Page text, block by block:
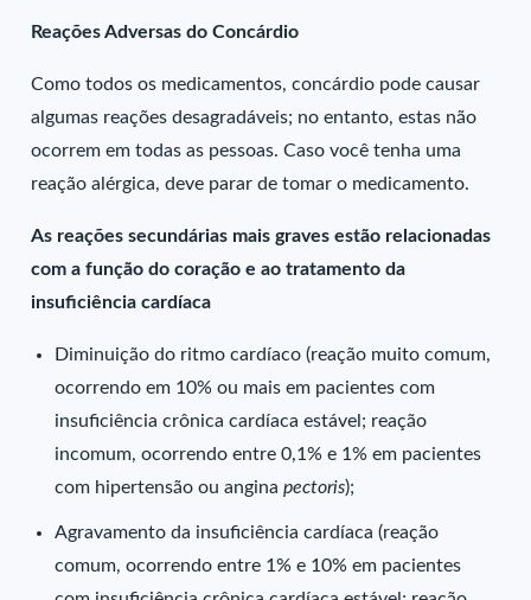
Reações Adversas do Concárdio
Como todos os medicamentos, concárdio pode causar
algumas reações desagradáveis; no entanto, estas não
ocorrem em todas as pessoas. Caso você tenha uma
reação alérgica, deve parar de tomar o medicamento.
As reações secundárias mais graves estão relacionadas
com a função do coração e ao tratamento da
insuficiência cardíaca
Diminuição do ritmo cardíaco (reação muito comum,
ocorrendo em 10% ou mais em pacientes com
insuficiência crônica cardíaca estável; reação
incomum, ocorrendo entre 0,1% e 1% em pacientes
com hipertensão ou anginapectoris);
Agravamento da insuficiência cardíaca (reação
comum, ocorrendo entre 1% e 10% em pacientes